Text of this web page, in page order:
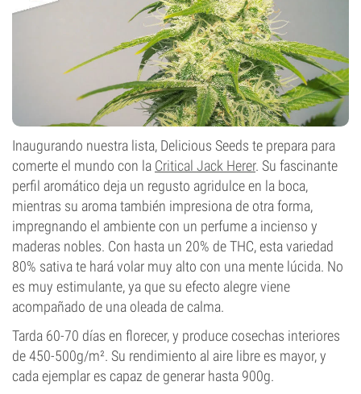
Inaugurando nuestra lista, Delicious Seeds te prepara para
comerte el mundo con la Critical Jack Herer. Su fascinante
perfil aromático deja un regusto agridulce en la boca,
mientras su aroma también impresiona de otra forma,
impregnando el ambiente con un perfume a incienso y
maderas nobles. Con hasta un 20% de THC, esta variedad
80% sativa te hará volar muy alto con una mente lúcida. No
es muy estimulante, ya que su efecto alegre viene
acompañado de una oleada de calma.
Tarda 60-70 días en florecer, y produce cosechas interiores
de 450-500g/m². Su rendimiento al aire libre es mayor, y
cada ejemplar es capaz de generar hasta 900g.